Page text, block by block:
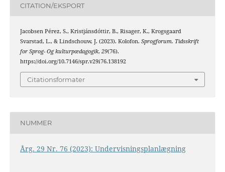
CITATION/EKSPORT
Jacobsen Pérez, S., Kristjánsdóttir, B., Risager, K., Krogsgaard
Svarstad, L., & Lindschouw, J. (2023). Kolofon. Sprogforum. Tidsskrift
for Sprog- Og kulturpædagogik, 29(76).
https://doi.org/10.7146/spr.v29i76.138192
Citationsformater
NUMMER
Årg. 29 Nr. 76 (2023): Undervisningsplanlægning